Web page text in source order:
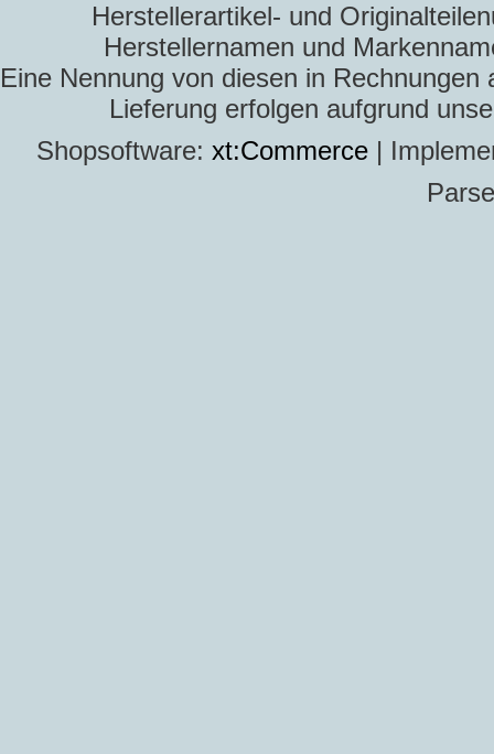
Herstellerartikel- und
Herstellernamen und
Eine Nennung von diesen in
Lieferung erfolgen aufgrund
Shopsoftware: xt:Commerce |